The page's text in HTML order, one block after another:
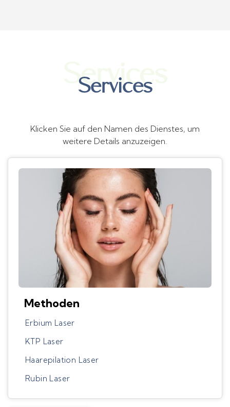
Services
Services
Klicken Sie auf den Namen des Dienstes, um
weitere Details anzuzeigen.
Methoden
Erbium Laser
KTP Laser
Haarepilation Laser
Rubin Laser